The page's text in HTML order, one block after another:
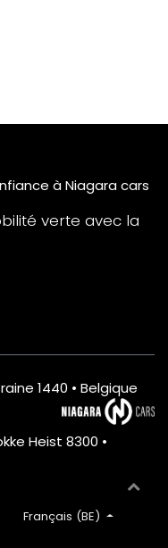
à Niagara cars
verte avec la
1440 • Belgique
Heist 8300 •
Français (BE)